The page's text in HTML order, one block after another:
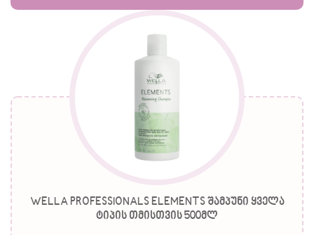
WELLA PROFESSIONALS ELEMENTS შამპუნი ყველა
ტიპის თმისთვის 500მლ